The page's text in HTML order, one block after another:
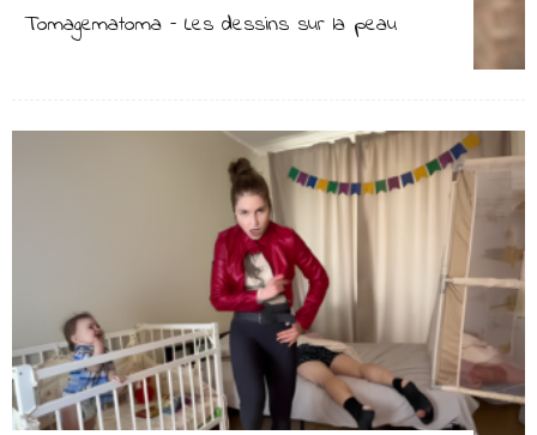
Tomagematoma – Les dessins sur la peau